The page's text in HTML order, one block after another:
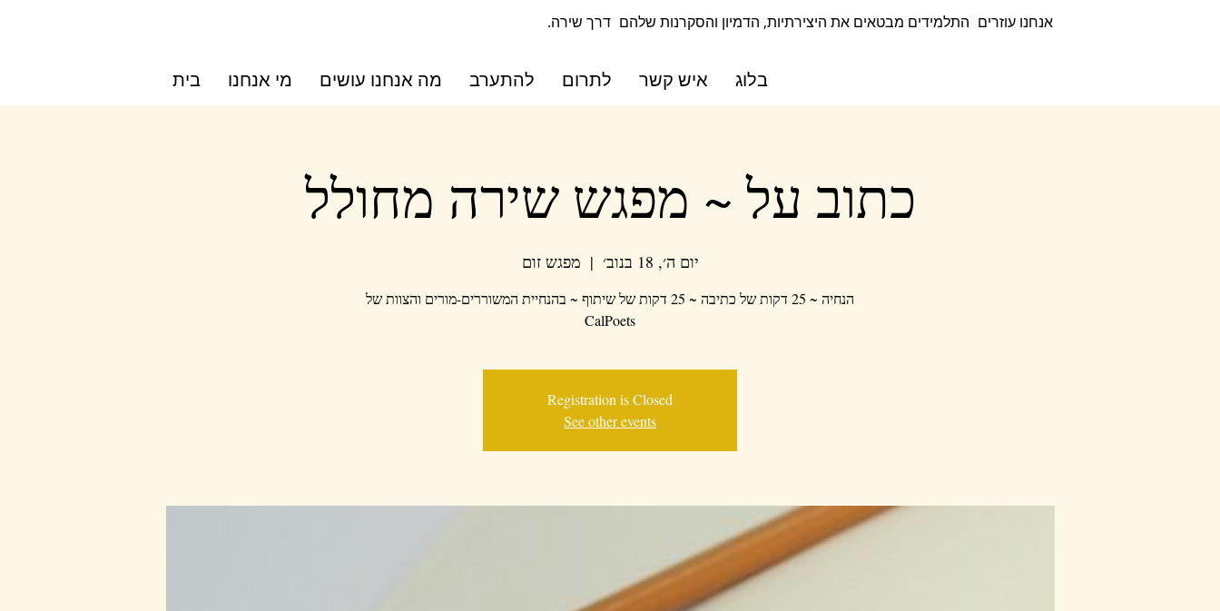
אנחנו עוזרים התלמידים מבטאים את היצירתיות, הדמיון והסקרנות שלהם דרך שירה.
בית מי אנחנו מה אנחנו עושים להתערב לתרום איש קשר בלוג
כתוב על ~ מפגש שירה מחולל
יום ה׳, 18 בנוב׳
  |
מפגש זום
הנחיה ~ 25 דקות של כתיבה ~ 25 דקות של שיתוף ~ בהנחיית המשוררים-מורים והצוות של
CalPoets
Registration is Closed
See other events